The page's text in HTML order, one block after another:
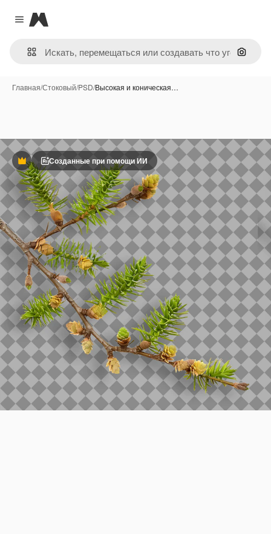
Close menu
Magnific
Поиск
Главная/Стоковый/PSD/Высокая и коническая…
ПремиумСозданные при помощи ИИ